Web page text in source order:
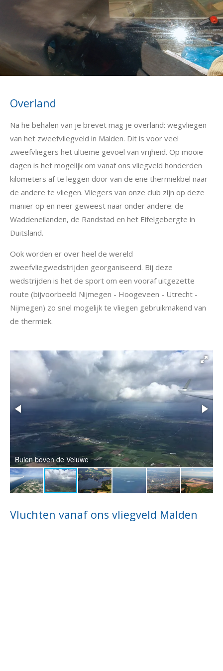
Overland
Na he behalen van je brevet mag je overland: wegvliegen
van het zweefvliegveld in Malden. Dit is voor veel
zweefvliegers het ultieme gevoel van vrijheid. Op mooie
dagen is het mogelijk om vanaf ons vliegveld honderden
kilometers af te leggen door van de ene thermiekbel naar
de andere te vliegen. Vliegers van onze club zijn op deze
manier op en neer geweest naar onder andere: de
Waddeneilanden, de Randstad en het Eifelgebergte in
Duitsland.
Ook worden er over heel de wereld
zweefvliegwedstrijden georganiseerd. Bij deze
wedstrijden is het de sport om een vooraf uitgezette
route (bijvoorbeeld Nijmegen - Hoogeveen - Utrecht -
Nijmegen) zo snel mogelijk te vliegen gebruikmakend van
de thermiek.
Buien boven de Veluwe
Vluchten vanaf ons vliegveld Malden